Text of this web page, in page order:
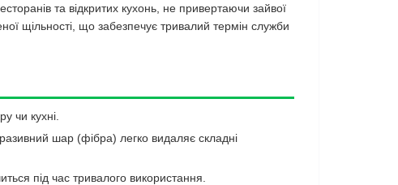
та відкритих кухонь, не привертаючи зайвої
щільності, що забезпечує тривалий термін служби
чи кухні.
шар (фібра) легко видаляє складні
під час тривалого використання.